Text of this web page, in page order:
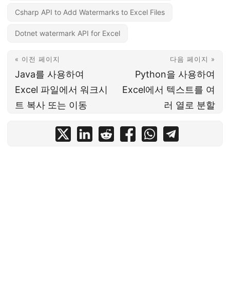
Csharp API to Add Watermarks to Excel Files
Dotnet watermark API for Excel
« 이전 페이지
Java를 사용하여
Excel 파일에서 워크시
트 복사 또는 이동
다음 페이지 »
Python을 사용하여
Excel에서 텍스트를 여
러 열로 분할